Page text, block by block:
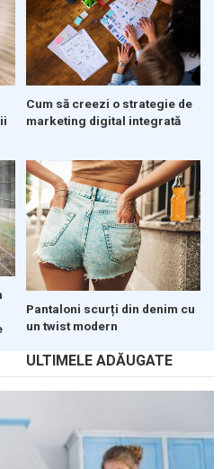
Cum să creezi o strategie de
marketing digital integrată
Pantaloni scurți din denim cu
un twist modern
ULTIMELE ADĂUGATE